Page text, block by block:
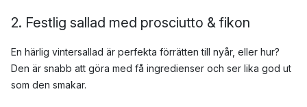
2. Festlig sallad med prosciutto & fikon
En härlig vintersallad är perfekta förrätten till nyår, eller hur?
Den är snabb att göra med få ingredienser och ser lika god ut
som den smakar.